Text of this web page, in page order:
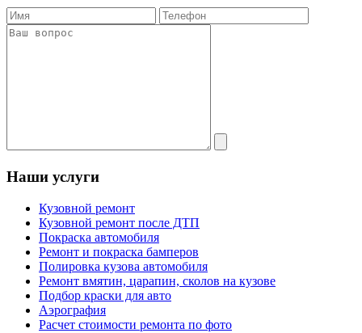
Наши услуги
Кузовной ремонт
Кузовной ремонт после ДТП
Покраска автомобиля
Ремонт и покраска бамперов
Полировка кузова автомобиля
Ремонт вмятин, царапин, сколов на кузове
Подбор краски для авто
Аэрография
Расчет стоимости ремонта по фото